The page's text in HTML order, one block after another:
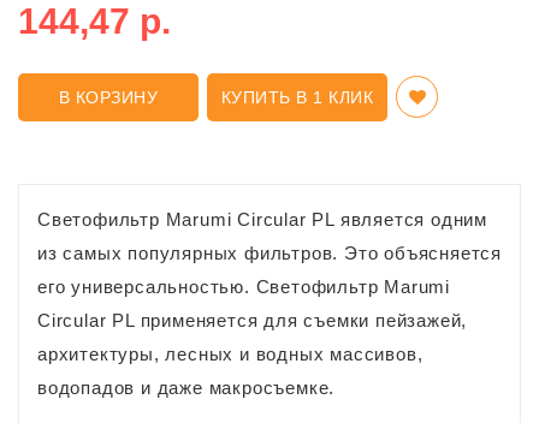
144,47 р.
В КОРЗИНУ КУПИТЬ В 1 КЛИК
Светофильтр Marumi Circular PL является одним
из самых популярных фильтров. Это объясняется
его универсальностью. Светофильтр Marumi
Circular PL применяется для съемки пейзажей,
архитектуры, лесных и водных массивов,
водопадов и даже макросъемке.